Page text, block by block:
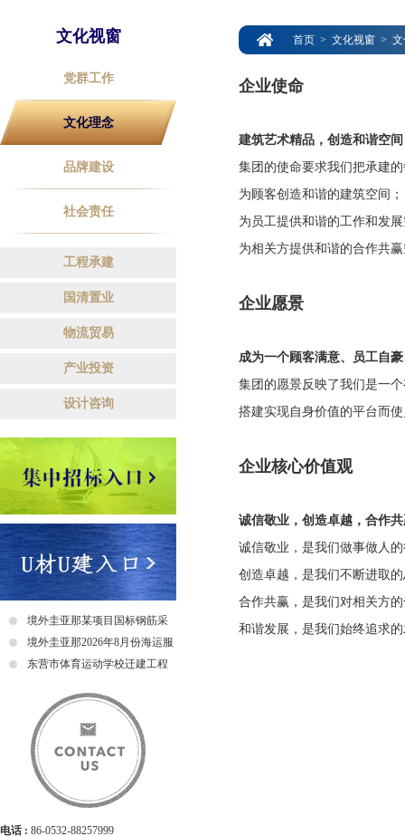
文化视窗
党群工作
文化理念
品牌建设
社会责任
工程承建
国清置业
物流贸易
产业投资
设计咨询
境外圭亚那某项目国标钢筋采
购招标公告
境外圭亚那2026年8月份海运服
务招标公告
东营市体育运动学校迁建工程
装招标中标公示
电话 : 86-0532-88257999
首页 > 文化视窗 >
企业使命
建筑艺术精品，创造和谐空间
集团的使命要求我们把承建
为顾客创造和谐的建筑空间；
为员工提供和谐的工作和发
为相关方提供和谐的合作共
企业愿景
成为一个顾客满意、员工自
集团的愿景反映了我们是一
搭建实现自身价值的平台而
企业核心价值观
诚信敬业，创造卓越，合作
诚信敬业，是我们做事做人
创造卓越，是我们不断进取
合作共赢，是我们对相关方
和谐发展，是我们始终追求